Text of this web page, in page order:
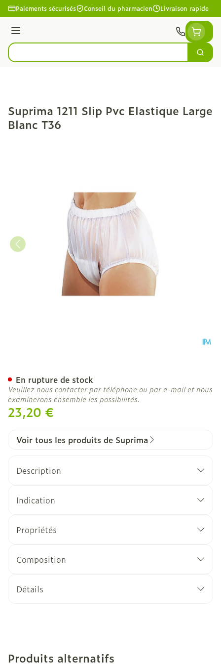
Aller au contenu
Paiements sécurisés Conseil du pharmacien Livraison rapide
Menu
Rechercher
Suprima 1211 Slip Pvc Elastique Large
Blanc T36
23,20 €
En rupture de stock
Veuillez nous contacter par téléphone ou par e-mail et nous
examinerons ensemble les possibilités.
Voir tous les produits de Suprima
Description
Indication
Propriétés
Composition
Détails
Produits alternatifs